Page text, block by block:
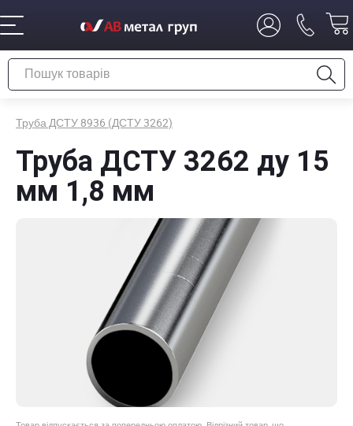
Труба ДСТУ 8936 (ДСТУ 3262)
Труба ДСТУ 3262 ду 15
мм 1,8 мм